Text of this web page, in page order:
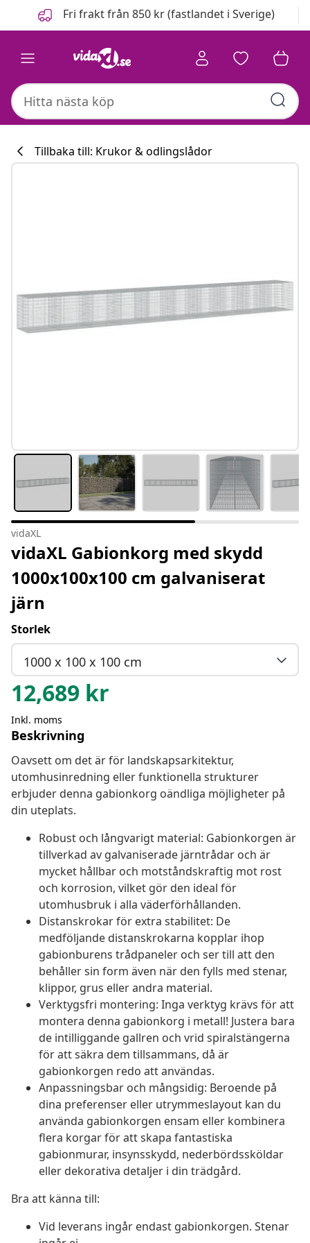
FöregåendeFri frakt från 850 kr (fastlandet i Sverige)
Tillbaka till: Krukor & odlingslådor
vidaXL
vidaXL Gabionkorg med skydd
1000x100x100 cm galvaniserat
järn
Storlek
1000 x 100 x 100 cm
12,689 kr
Inkl. moms
Beskrivning
Oavsett om det är för landskapsarkitektur,
utomhusinredning eller funktionella strukturer
erbjuder denna gabionkorg oändliga möjligheter på
din uteplats.
Robust och långvarigt material: Gabionkorgen är
tillverkad av galvaniserade järntrådar och är
mycket hållbar och motståndskraftig mot rost
och korrosion, vilket gör den ideal för
utomhusbruk i alla väderförhållanden.
Distanskrokar för extra stabilitet: De
medföljande distanskrokarna kopplar ihop
gabionburens trådpaneler och ser till att den
behåller sin form även när den fylls med stenar,
klippor, grus eller andra material.
Verktygsfri montering: Inga verktyg krävs för att
montera denna gabionkorg i metall! Justera bara
de intilliggande gallren och vrid spiralstängerna
för att säkra dem tillsammans, då är
gabionkorgen redo att användas.
Anpassningsbar och mångsidig: Beroende på
dina preferenser eller utrymmeslayout kan du
använda gabionkorgen ensam eller kombinera
flera korgar för att skapa fantastiska
gabionmurar, insynsskydd, nederbördssköldar
eller dekorativa detaljer i din trädgård.
Bra att känna till:
Vid leverans ingår endast gabionkorgen. Stenar